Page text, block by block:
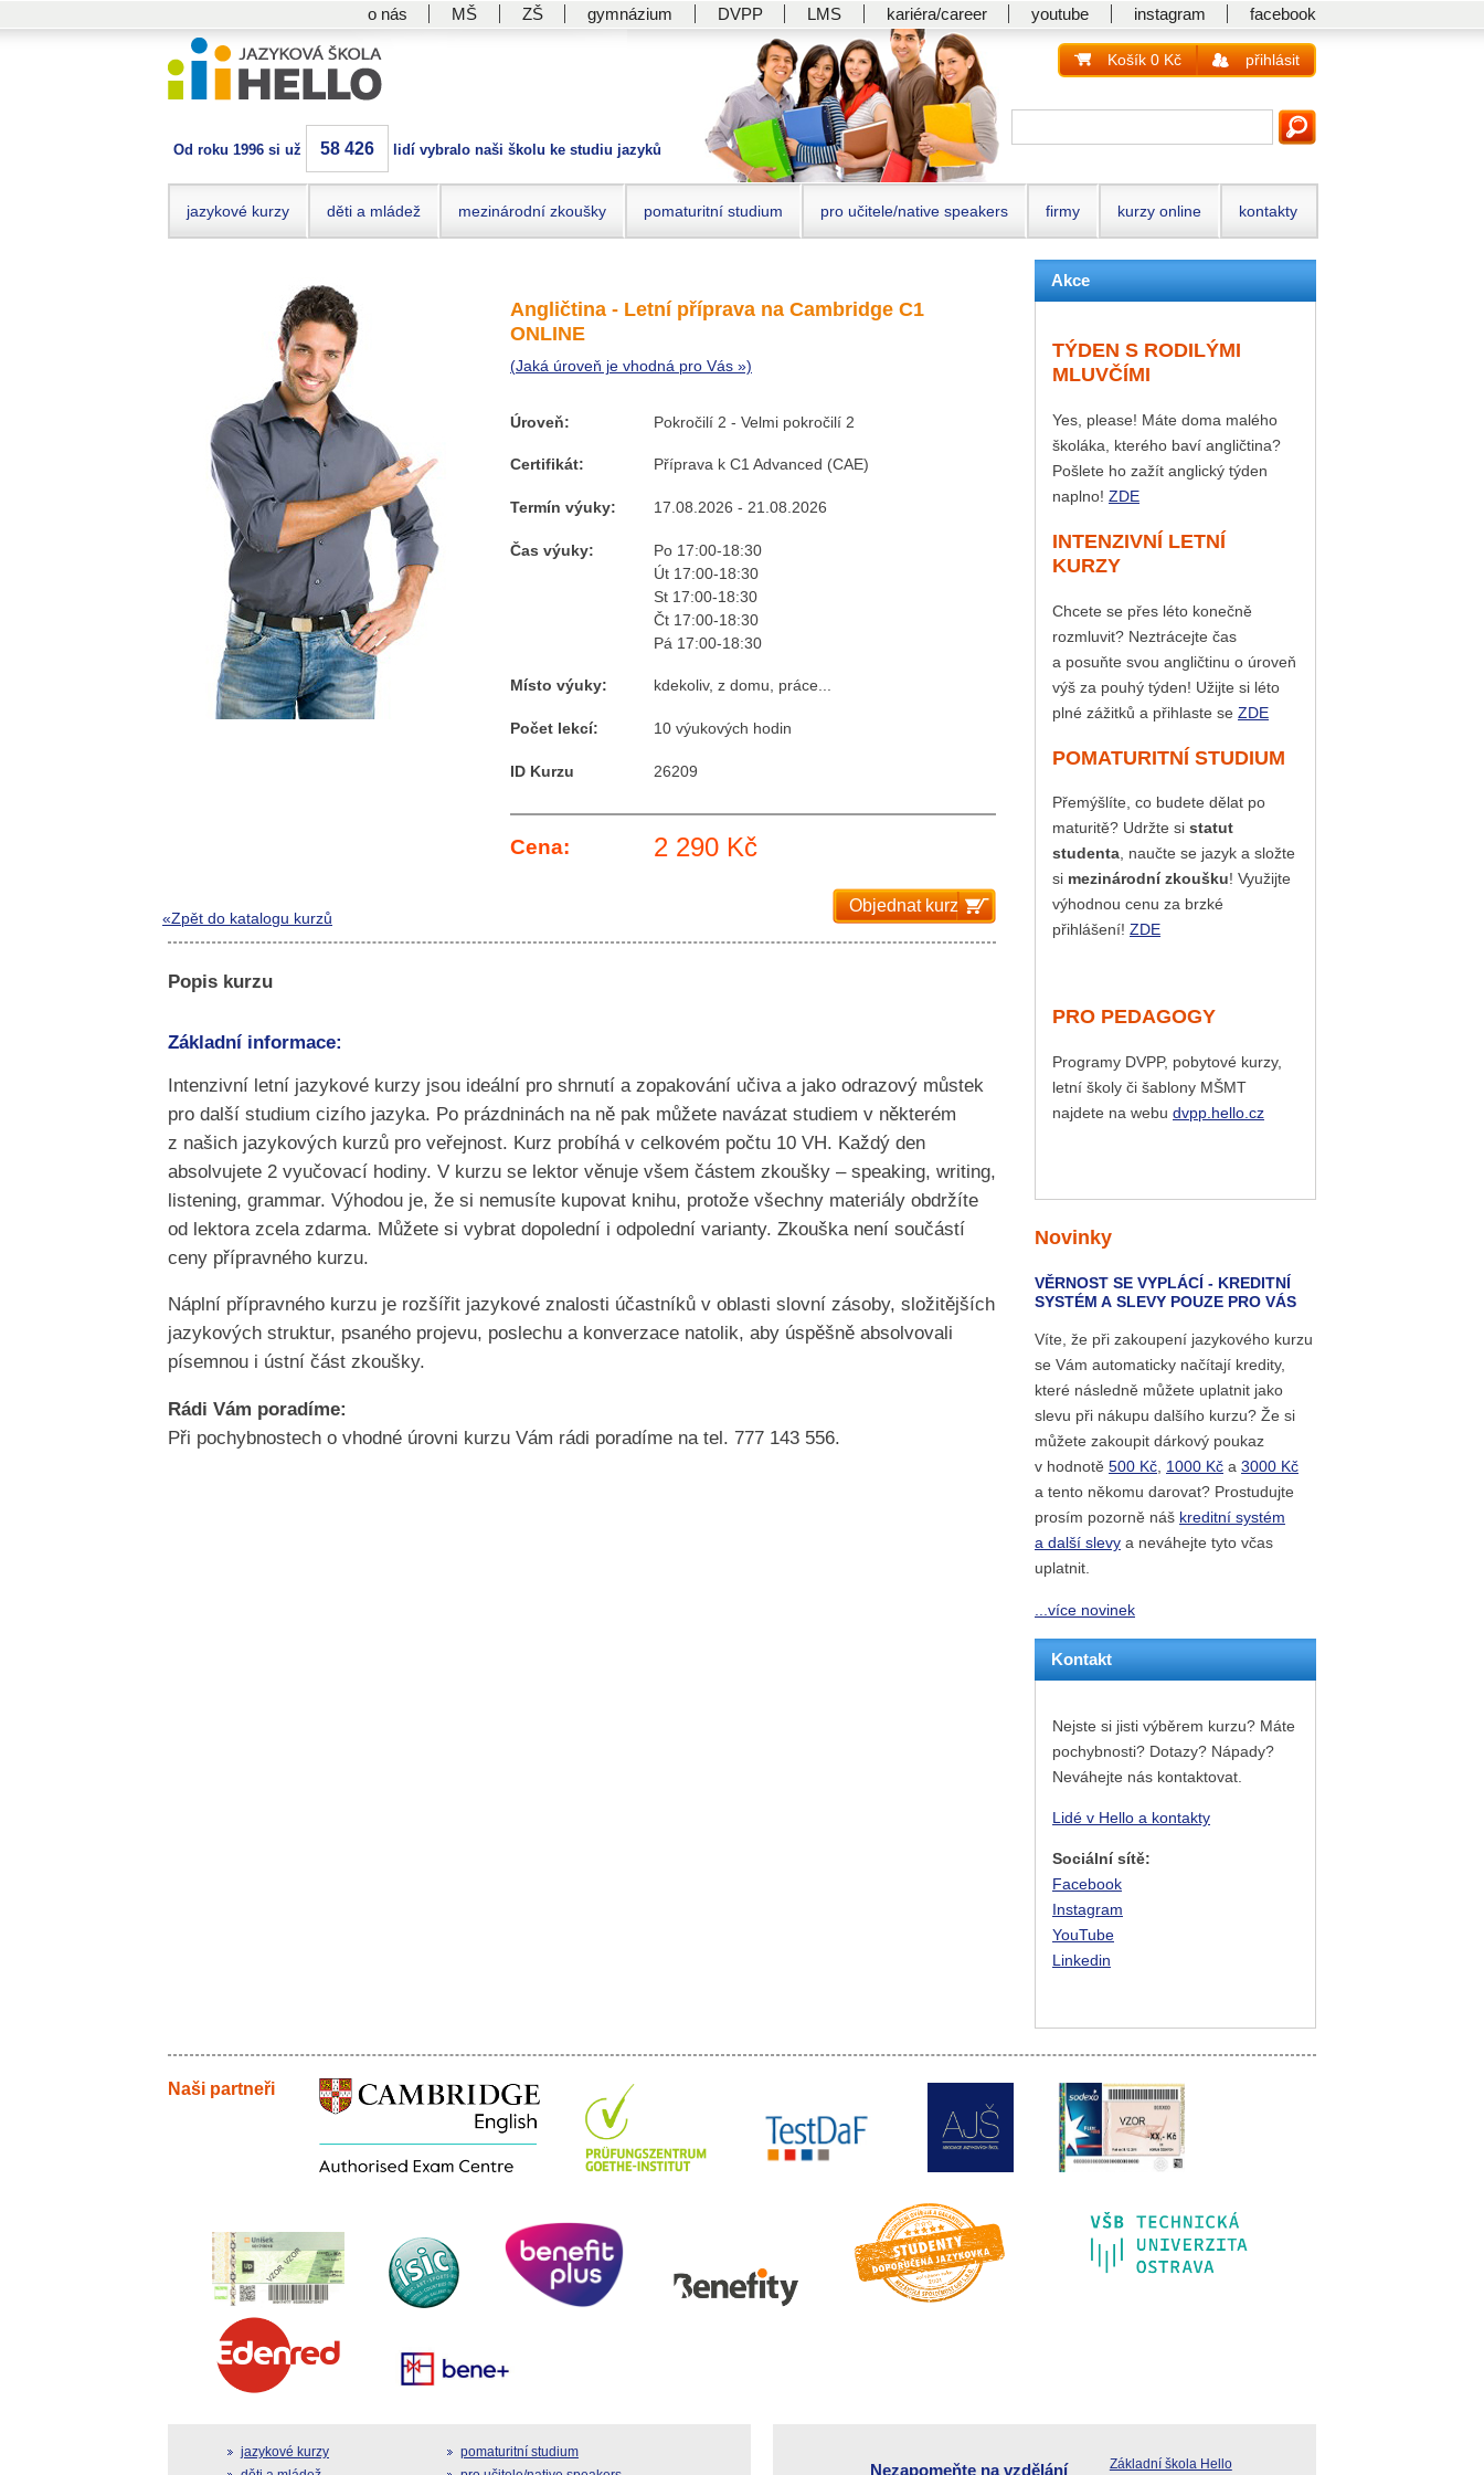
o nás MŠ ZŠ gymnázium DVPP LMS kariéra/career youtube instagram facebook
Od roku 1996 si už 58 426 lidí vybralo naši školu ke studiu jazyků
Košík 0 Kč přihlásit
jazykové kurzy děti a mládež mezinárodní zkoušky pomaturitní studium pro učitele/native speakers firmy kurzy online kontakty
Angličtina - Letní příprava na Cambridge C1
ONLINE
(Jaká úroveň je vhodná pro Vás »)
Úroveň: Pokročilí 2 - Velmi pokročilí 2
Certifikát: Příprava k C1 Advanced (CAE)
Termín výuky: 17.08.2026 - 21.08.2026
Čas výuky:
Po 17:00-18:30
Út 17:00-18:30
St 17:00-18:30
Čt 17:00-18:30
Pá 17:00-18:30
Místo výuky: kdekoliv, z domu, práce...
Počet lekcí: 10 výukových hodin
ID Kurzu 26209
Cena: 2 290 Kč
«Zpět do katalogu kurzů
Objednat kurz
Popis kurzu
Základní informace:
Intenzivní letní jazykové kurzy jsou ideální pro shrnutí a zopakování učiva a jako odrazový můstek
pro další studium cizího jazyka. Po prázdninách na ně pak můžete navázat studiem v některém
z našich jazykových kurzů pro veřejnost. Kurz probíhá v celkovém počtu 10 VH. Každý den
absolvujete 2 vyučovací hodiny. V kurzu se lektor věnuje všem částem zkoušky – speaking, writing,
listening, grammar. Výhodou je, že si nemusíte kupovat knihu, protože všechny materiály obdržíte
od lektora zcela zdarma. Můžete si vybrat dopolední i odpolední varianty. Zkouška není součástí
ceny přípravného kurzu.
Náplní přípravného kurzu je rozšířit jazykové znalosti účastníků v oblasti slovní zásoby, složitějších
jazykových struktur, psaného projevu, poslechu a konverzace natolik, aby úspěšně absolvovali
písemnou i ústní část zkoušky.
Rádi Vám poradíme:
Při pochybnostech o vhodné úrovni kurzu Vám rádi poradíme na tel. 777 143 556.
Akce
TÝDEN S RODILÝMI
MLUVČÍMI
Yes, please! Máte doma malého
školáka, kterého baví angličtina?
Pošlete ho zažít anglický týden
naplno! ZDE
INTENZIVNÍ LETNÍ
KURZY
Chcete se přes léto konečně
rozmluvit? Neztrácejte čas
a posuňte svou angličtinu o úroveň
výš za pouhý týden! Užijte si léto
plné zážitků a přihlaste se ZDE
POMATURITNÍ STUDIUM
Přemýšlíte, co budete dělat po
maturitě? Udržte si statut
studenta, naučte se jazyk a složte
si mezinárodní zkoušku! Využijte
výhodnou cenu za brzké
přihlášení! ZDE
PRO PEDAGOGY
Programy DVPP, pobytové kurzy,
letní školy či šablony MŠMT
najdete na webu dvpp.hello.cz
Novinky
VĚRNOST SE VYPLÁCÍ - KREDITNÍ
SYSTÉM A SLEVY POUZE PRO VÁS
Víte, že při zakoupení jazykového kurzu
se Vám automaticky načítají kredity,
které následně můžete uplatnit jako
slevu při nákupu dalšího kurzu? Že si
můžete zakoupit dárkový poukaz
v hodnotě 500 Kč, 1000 Kč a 3000 Kč
a tento někomu darovat? Prostudujte
prosím pozorně náš kreditní systém
a další slevy a neváhejte tyto včas
uplatnit.
...více novinek
Kontakt
Nejste si jisti výběrem kurzu? Máte
pochybnosti? Dotazy? Nápady?
Neváhejte nás kontaktovat.
Lidé v Hello a kontakty
Sociální sítě:
Facebook
Instagram
YouTube
Linkedin
Naši partneři
jazykové kurzy
pomaturitní studium
Nezapomeňte na vzdělání Základní škola Hello